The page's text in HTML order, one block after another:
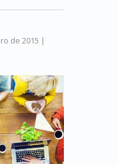
de 2015 |